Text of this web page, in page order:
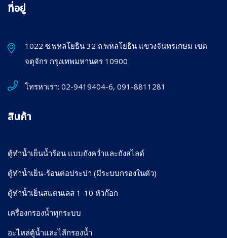
ที่อยู่
1022 ซ.พหลโยธิน 32 ถ.พหลโยธิน แขวงจันทรเกษม เขต
จตุจักร กรุงเทพมหานคร 10900
โทรหาเรา: 02-9419404-6, 091-8811281
สินค้า
ตู้ทำน้ำเย็นน้ำร้อน แบบถังคว่ำและถังสไลด์
ตู้ทำน้ำเย็น-ร้อนต่อประปา (มีระบบกรองในตัว)
ตู้ทำน้ำเย็นสแตนเลส 1-10 หัวก๊อก
เครื่องกรองน้ำทุกระบบ
อะไหล่ตู้น้ำและไส้กรองน้ำ